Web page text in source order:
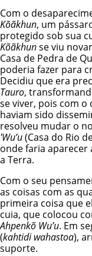
Com o
Kõãkhun, um
protegido sob sua
Kõãkhunse viu
Casa de Pedra de
poderia fazer para
Decidiu que era
Tauro,
se viver, pois com
haviam sido
resolveu mudar o
'Wu’u(Casa do Rio
onde faria aparecer
a Terra.
Com o seu
as coisas com as
primeira coisa que
cuia, que colocou
Ahpenkõ Wu’u. Em
(kahtidi wahastoa),
suporte.